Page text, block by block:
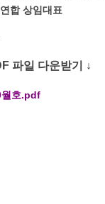
합 상임대표
파일 다운받기 ↓
월호.pdf